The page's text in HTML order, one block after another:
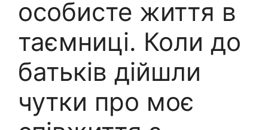
особисте життя в
таємниці. Коли до
батьків дійшли
чутки про моє